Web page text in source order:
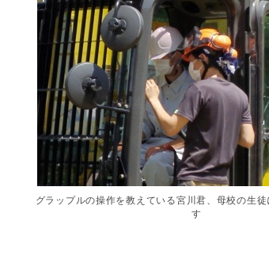
グラップルの操作を教えている宮川君、母校の生
す